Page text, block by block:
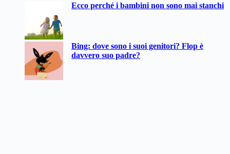
Ecco perché i bambini non sono mai stanchi
Bing: dove sono i suoi genitori? Flop è
davvero suo padre?